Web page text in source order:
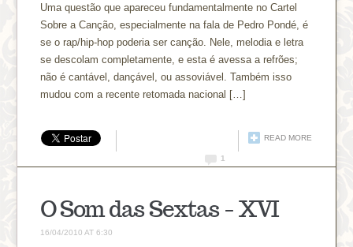
Uma questão que apareceu fundamentalmente no Cartel
Sobre a Canção, especialmente na fala de Pedro Pondé, é
se o rap/hip-hop poderia ser canção. Nele, melodia e letra
se descolam completamente, e esta é avessa a refrões;
não é cantável, dançável, ou assoviável. Também isso
mudou com a recente retomada nacional […]
READ MORE
1
O Som das Sextas – XVI
16/04/2010 AT 6:30